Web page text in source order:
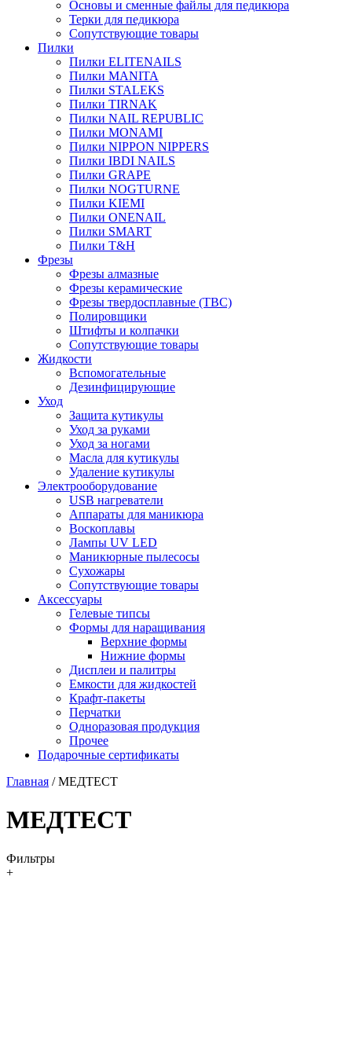
Основы и сменные файлы для педикюра
Терки для педикюра
Сопутствующие товары
Пилки
Пилки ELITENAILS
Пилки MANITA
Пилки STALEKS
Пилки TIRNAK
Пилки NAIL REPUBLIC
Пилки MONAMI
Пилки NIPPON NIPPERS
Пилки IBDI NAILS
Пилки GRAPE
Пилки NOGTURNE
Пилки KIEMI
Пилки ONENAIL
Пилки SMART
Пилки T&H
Фрезы
Фрезы алмазные
Фрезы керамические
Фрезы твердосплавные (ТВС)
Полировщики
Штифты и колпачки
Сопутствующие товары
Жидкости
Вспомогательные
Дезинфицирующие
Уход
Защита кутикулы
Уход за руками
Уход за ногами
Масла для кутикулы
Удаление кутикулы
Электрооборудование
USB нагреватели
Аппараты для маникюра
Воскоплавы
Лампы UV LED
Маникюрные пылесосы
Сухожары
Сопутствующие товары
Аксессуары
Гелевые типсы
Формы для наращивания
Верхние формы
Нижние формы
Дисплеи и палитры
Емкости для жидкостей
Крафт-пакеты
Перчатки
Одноразовая продукция
Прочее
Подарочные сертификаты
Главная /МЕДТЕСТ
МЕДТЕСТ
Фильтры
+